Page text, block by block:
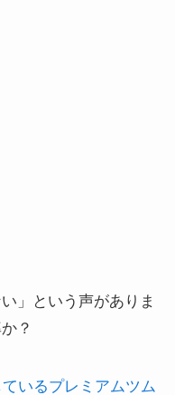
」という声がありま
？
いるプレミアムツム